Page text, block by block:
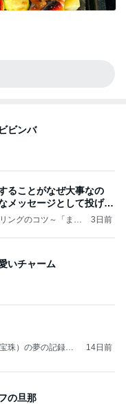
ビンバ
ることがなぜ大事なの
メッセージとして投げる
ングのコツ～「まと
3日前
いチャーム
珠）の夢の記録
14日前
の旦那